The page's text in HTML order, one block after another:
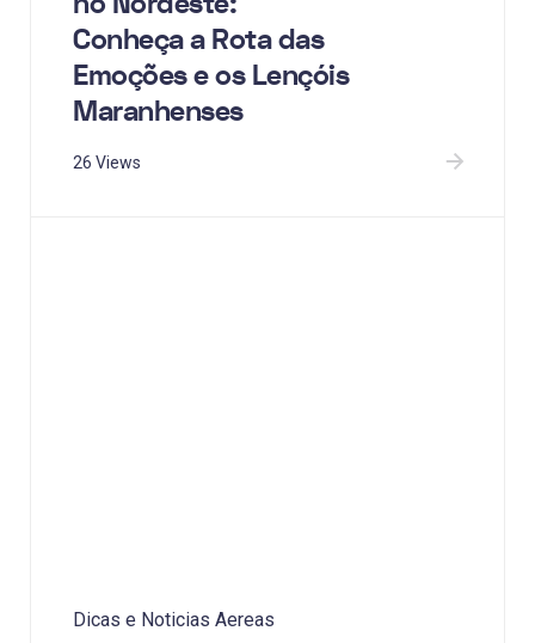
Conheça a Rota das
Emoções e os Lençóis
Maranhenses
26 Views
Dicas e Noticias Aereas